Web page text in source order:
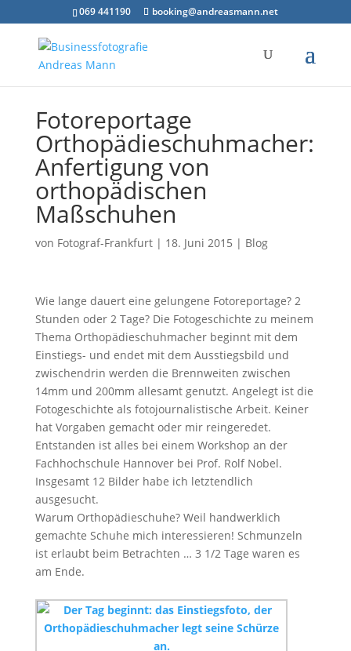
069 441190 booking@andreasmann.net
Fotoreportage
Orthopädieschuhmacher:
Anfertigung von
orthopädischen
Maßschuhen
von Fotograf-Frankfurt| 18. Juni 2015 | Blog
Wie lange dauert eine gelungene Fotoreportage? 2
Stunden oder 2 Tage? Die Fotogeschichte zu meinem
Thema Orthopädieschuhmacher beginnt mit dem
Einstiegs- und endet mit dem Ausstiegsbild und
zwischendrin werden die Brennweiten zwischen
14mm und 200mm allesamt genutzt. Angelegt ist die
Fotogeschichte als fotojournalistische Arbeit. Keiner
hat Vorgaben gemacht oder mir reingeredet.
Entstanden ist alles bei einem Workshop an der
Fachhochschule Hannover bei Prof. Rolf Nobel.
Insgesamt 12 Bilder habe ich letztendlich
ausgesucht.
Warum Orthopädieschuhe? Weil handwerklich
gemachte Schuhe mich interessieren! Schmunzeln
ist erlaubt beim Betrachten … 3 1/2 Tage waren es
am Ende.